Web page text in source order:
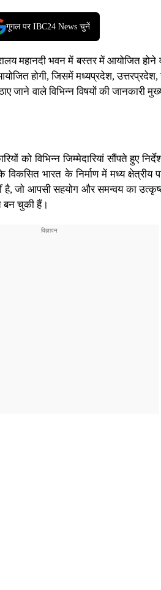
गूगल पर IBC24 News चुनें
महानदी भवनमेंबस्तरमें आयोजित होने
होगी, जिसमेंमध्यप्रदेश,
जाने वाले विभिन्न विषयों की जानकारी
को विभिन्न जिम्मेदारियां सौंपते हुए
भारत के निर्माण में मध्य क्षेत्रीय
है, जो आपसी सहयोग और समन्वय का
बन चुकी हैं।